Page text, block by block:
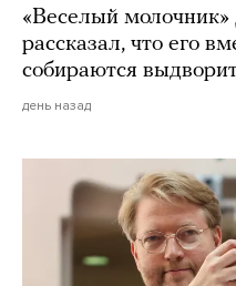
«Веселый молочник»
рассказал, что его
собираются
день назад